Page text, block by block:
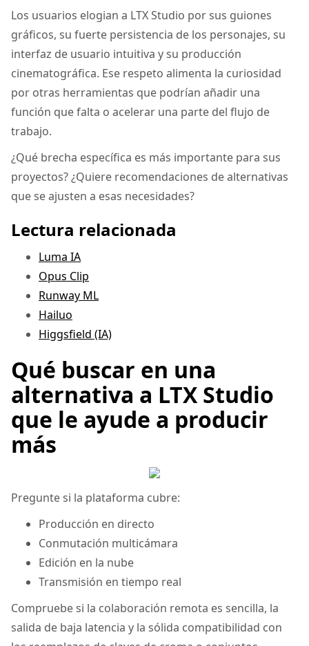
Los usuarios elogian a LTX Studio por sus guiones
gráficos, su fuerte persistencia de los personajes, su
interfaz de usuario intuitiva y su producción
cinematográfica. Ese respeto alimenta la curiosidad
por otras herramientas que podrían añadir una
función que falta o acelerar una parte del flujo de
trabajo.
¿Qué brecha específica es más importante para sus
proyectos? ¿Quiere recomendaciones de alternativas
que se ajusten a esas necesidades?
Lectura relacionada
Luma IA
Opus Clip
Runway ML
Hailuo
Higgsfield (IA)
Qué buscar en una
alternativa a LTX Studio
que le ayude a producir
más
Pregunte si la plataforma cubre:
Producción en directo
Conmutación multicámara
Edición en la nube
Transmisión en tiempo real
Compruebe si la colaboración remota es sencilla, la
salida de baja latencia y la sólida compatibilidad con